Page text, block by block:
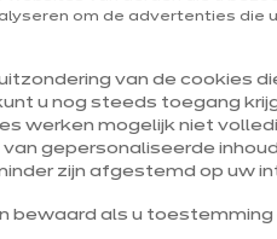
we jouw keuken
je dagelijks leeft. Elke
om de advertenties die
van de cookies
u nog steeds toegang
werken mogelijk niet
gepersonaliseerde
zijn afgestemd op uw
bewaard als u